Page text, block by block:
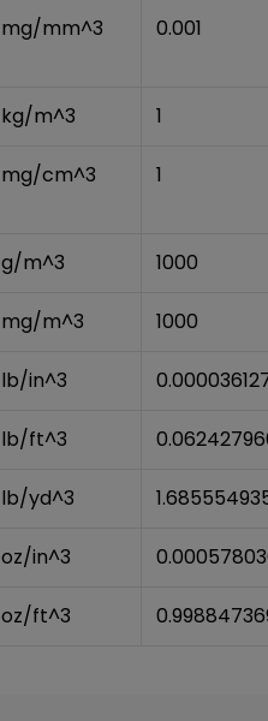
mg/mm^3 0.001
kg/m^3 1
mg/cm^3 1
g/m^3 1000
mg/m^3 1000
lb/in^3
lb/ft^3
lb/yd^3
oz/in^3
oz/ft^3